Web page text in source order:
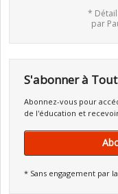
*
par
S'abonner à
Abonnez-vous pour
de l'éducation et
* Sans engagement par